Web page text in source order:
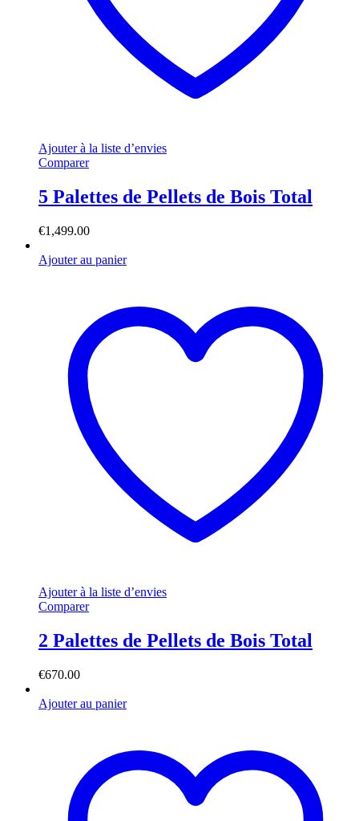
Ajouter à la liste d’envies
Comparer
5 Palettes de Pellets de Bois Total
€1,499.00
Ajouter au panier
Ajouter à la liste d’envies
Comparer
2 Palettes de Pellets de Bois Total
€670.00
Ajouter au panier